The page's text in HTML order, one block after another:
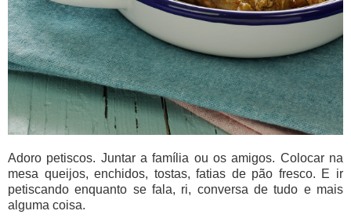
Adoro petiscos. Juntar a família ou os amigos. Colocar na
mesa queijos, enchidos, tostas, fatias de pão fresco. E ir
petiscando enquanto se fala, ri, conversa de tudo e mais
alguma coisa.